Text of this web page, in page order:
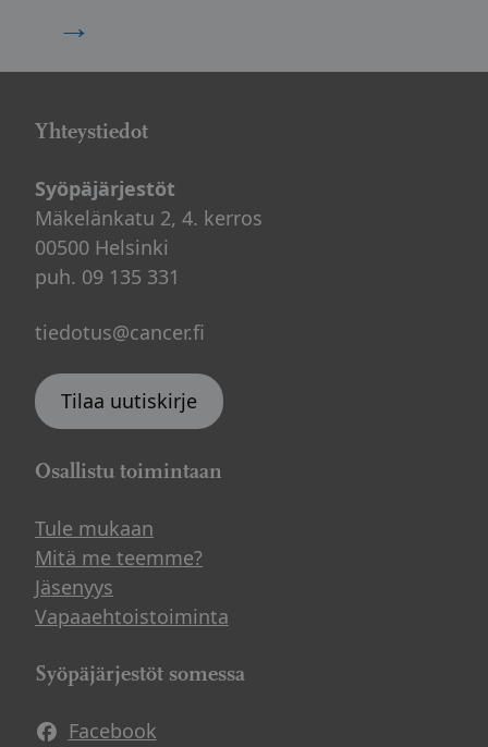
→
Yhteystiedot
Syöpäjärjestöt
Mäkelänkatu 2, 4. kerros
00500 Helsinki
puh. 09 135 331
tiedotus@cancer.fi
Tilaa uutiskirje
Osallistu toimintaan
Tule mukaan
Mitä me teemme?
Jäsenyys
Vapaaehtoistoiminta
Syöpäjärjestöt somessa
Facebook